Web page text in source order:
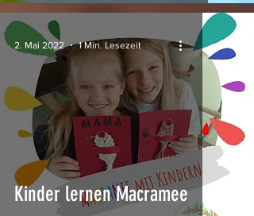
Kinder lernen Macramee
2. Mai 2022 1 Min. Lesezeit